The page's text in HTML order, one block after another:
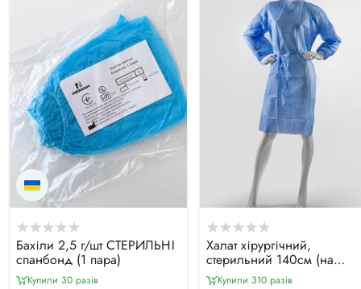
Бахіли 2,5 г/шт СТЕРИЛЬНІ
спанбонд (1 пара)
Купили 30 разiв
Халат хірургічний,
стерильний 140см (на
зав'язках), СМС
Купили 310 разiв